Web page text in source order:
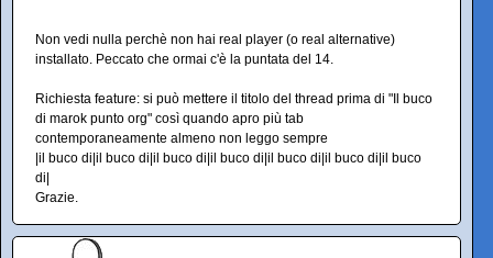
Non vedi nulla perchè non hai real player (o real alternative)
installato. Peccato che ormai c'è la puntata del 14.
Richiesta feature: si può mettere il titolo del thread prima di "Il buco
di marok punto org" così quando apro più tab
contemporaneamente almeno non leggo sempre
|il buco di|il buco di|il buco di|il buco di|il buco di|il buco di|il buco
di|
Grazie.